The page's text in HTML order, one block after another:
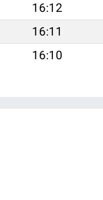
16:12
16:11
16:10